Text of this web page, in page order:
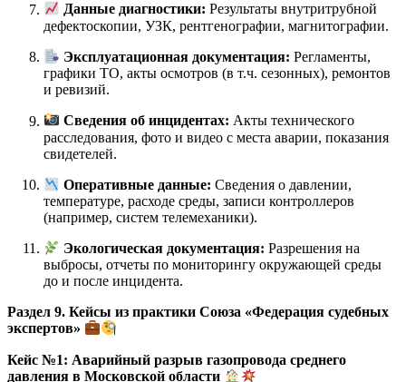
Данные диагностики: Результаты внутритрубной
дефектоскопии, УЗК, рентгенографии, магнитографии.
Эксплуатационная документация: Регламенты,
графики ТО, акты осмотров (в т.ч. сезонных), ремонтов
и ревизий.
Сведения об инцидентах: Акты технического
расследования, фото и видео с места аварии, показания
свидетелей.
Оперативные данные: Сведения о давлении,
температуре, расходе среды, записи контроллеров
(например, систем телемеханики).
Экологическая документация: Разрешения на
выбросы, отчеты по мониторингу окружающей среды
до и после инцидента.
Раздел 9. Кейсы из практики Союза «Федерация судебных
экспертов»
Кейс №1: Аварийный разрыв газопровода среднего
давления в Московской области